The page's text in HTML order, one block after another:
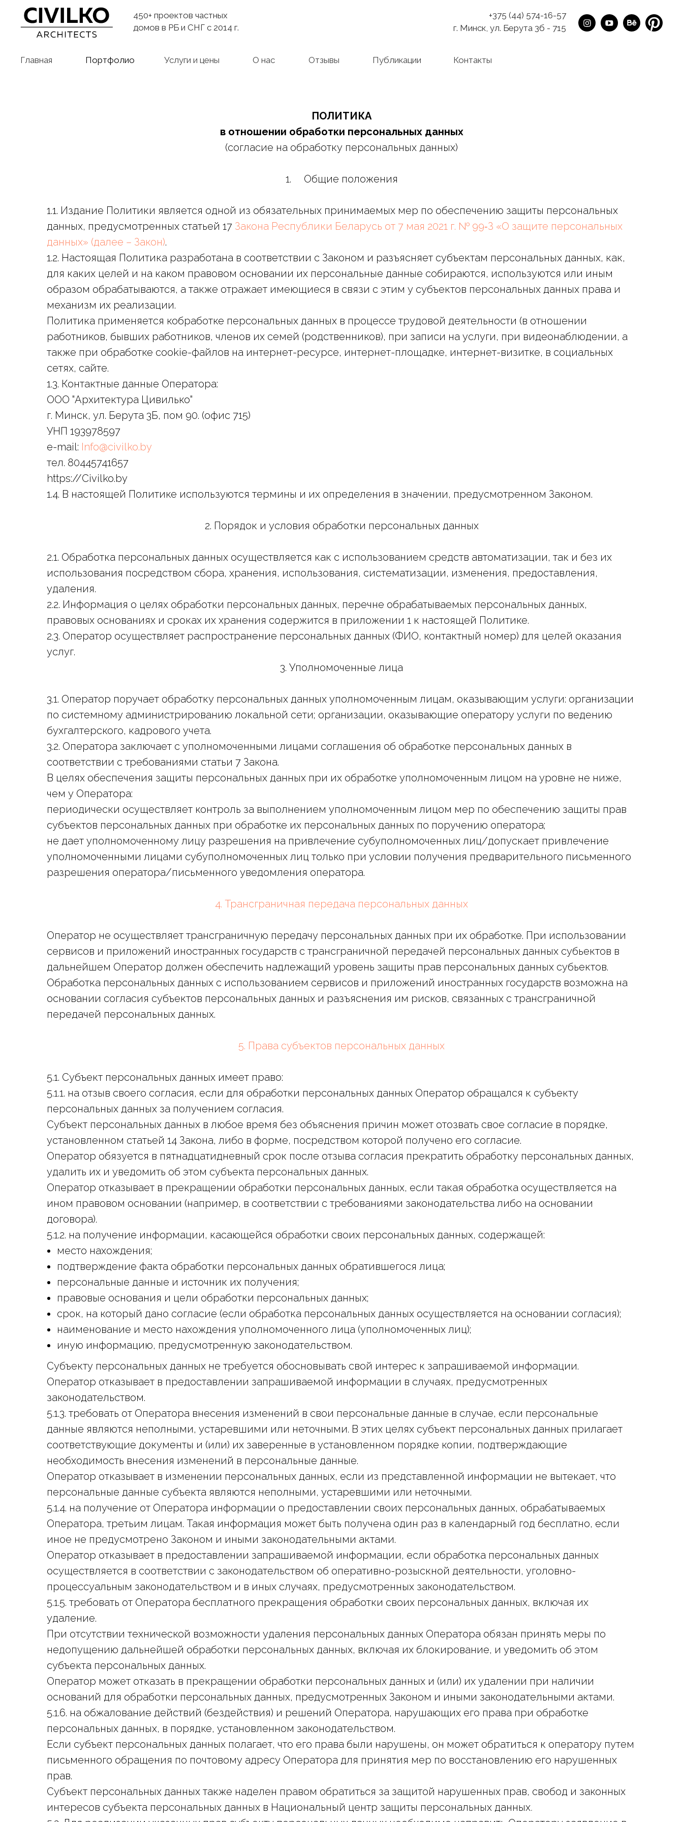
450+ проектов частных
домов в РБ и СНГ с 2014 г.
+375 (44) 574-16-57
г. Минск, ул. Берута 3б - 715
Главная Портфолио Услуги и цены О нас Отзывы Публикации Контакты
ПОЛИТИКА
в отношении обработки персональных данных
(согласие на обработку персональных данных)
1. Общие положения
1.1. Издание Политики является одной из обязательных принимаемых мер по обеспечению защиты персональных
данных, предусмотренных статьей 17 Закона Республики Беларусь от 7 мая 2021 г. № 99‑З «О защите персональных
данных» (далее – Закон).
1.2. Настоящая Политика разработана в соответствии с Законом и разъясняет субъектам персональных данных, как,
для каких целей и на каком правовом основании их персональные данные собираются, используются или иным
образом обрабатываются, а также отражает имеющиеся в связи с этим у субъектов персональных данных права и
механизм их реализации.
Политика применяется кобработке персональных данных в процессе трудовой деятельности (в отношении
работников, бывших работников, членов их семей (родственников), при записи на услуги, при видеонаблюдении, а
также при обработке cookie-файлов на интернет-ресурсе, интернет-площадке, интернет-визитке, в социальных
сетях, сайте.
1.3. Контактные данные Оператора:
ООО "Архитектура Цивилько"
г. Минск, ул. Берута 3Б, пом 90. (офис 715)
УНП 193978597
e-mail: Info@civilko.by
тел. 80445741657
https://Civilko.by
1.4. В настоящей Политике используются термины и их определения в значении, предусмотренном Законом.
2. Порядок и условия обработки персональных данных
2.1. Обработка персональных данных осуществляется как с использованием средств автоматизации, так и без их
использования посредством сбора, хранения, использования, систематизации, изменения, предоставления,
удаления.
2.2. Информация о целях обработки персональных данных, перечне обрабатываемых персональных данных,
правовых основаниях и сроках их хранения содержится в приложении 1 к настоящей Политике.
2.3. Оператор осуществляет распространение персональных данных (ФИО, контактный номер) для целей оказания
услуг.
3. Уполномоченные лица
3.1. Оператор поручает обработку персональных данных уполномоченным лицам, оказывающим услуги: организации
по системному администрированию локальной сети; организации, оказывающие оператору услуги по ведению
бухгалтерского, кадрового учета.
3.2. Оператора заключает с уполномоченными лицами соглашения об обработке персональных данных в
соответствии с требованиями статьи 7 Закона.
В целях обеспечения защиты персональных данных при их обработке уполномоченным лицом на уровне не ниже,
чем у Оператора:
периодически осуществляет контроль за выполнением уполномоченным лицом мер по обеспечению защиты прав
субъектов персональных данных при обработке их персональных данных по поручению оператора;
не дает уполномоченному лицу разрешения на привлечение субуполномоченных лиц/допускает привлечение
уполномоченными лицами субуполномоченных лиц только при условии получения предварительного письменного
разрешения оператора/письменного уведомления оператора.
4. Трансграничная передача персональных данных
Оператор не осуществляет трансграничную передачу персональных данных при их обработке. При использовании
сервисов и приложений иностранных государств с трансграничной передачей персональных данных субьектов в
дальнейшем Оператор должен обеспечить надлежащий уровень защиты прав персональных данных субьектов.
Обработка персональных данных с использованием сервисов и приложений иностранных государств возможна на
основании согласия субъектов персональных данных и разъяснения им рисков, связанных с трансграничной
передачей персональных данных.
5. Права субъектов персональных данных
5.1. Субъект персональных данных имеет право:
5.1.1. на отзыв своего согласия, если для обработки персональных данных Оператор обращался к субъекту
персональных данных за получением согласия.
Субъект персональных данных в любое время без объяснения причин может отозвать свое согласие в порядке,
установленном статьей 14 Закона, либо в форме, посредством которой получено его согласие.
Оператор обязуется в пятнадцатидневный срок после отзыва согласия прекратить обработку персональных данных,
удалить их и уведомить об этом субъекта персональных данных.
Оператор отказывает в прекращении обработки персональных данных, если такая обработка осуществляется на
ином правовом основании (например, в соответствии с требованиями законодательства либо на основании
договора).
5.1.2. на получение информации, касающейся обработки своих персональных данных, содержащей:
место нахождения;
подтверждение факта обработки персональных данных обратившегося лица;
персональные данные и источник их получения;
правовые основания и цели обработки персональных данных;
срок, на который дано согласие (если обработка персональных данных осуществляется на основании согласия);
наименование и место нахождения уполномоченного лица (уполномоченных лиц);
иную информацию, предусмотренную законодательством.
Субъекту персональных данных не требуется обосновывать свой интерес к запрашиваемой информации.
Оператор отказывает в предоставлении запрашиваемой информации в случаях, предусмотренных
законодательством.
5.1.3. требовать от Оператора внесения изменений в свои персональные данные в случае, если персональные
данные являются неполными, устаревшими или неточными. В этих целях субъект персональных данных прилагает
соответствующие документы и (или) их заверенные в установленном порядке копии, подтверждающие
необходимость внесения изменений в персональные данные.
Оператор отказывает в изменении персональных данных, если из представленной информации не вытекает, что
персональные данные субъекта являются неполными, устаревшими или неточными.
5.1.4. на получение от Оператора информации о предоставлении своих персональных данных, обрабатываемых
Оператора, третьим лицам. Такая информация может быть получена один раз в календарный год бесплатно, если
иное не предусмотрено Законом и иными законодательными актами.
Оператор отказывает в предоставлении запрашиваемой информации, если обработка персональных данных
осуществляется в соответствии с законодательством об оперативно-розыскной деятельности, уголовно-
процессуальным законодательством и в иных случаях, предусмотренных законодательством.
5.1.5. требовать от Оператора бесплатного прекращения обработки своих персональных данных, включая их
удаление.
При отсутствии технической возможности удаления персональных данных Оператора обязан принять меры по
недопущению дальнейшей обработки персональных данных, включая их блокирование, и уведомить об этом
субъекта персональных данных.
Оператор может отказать в прекращении обработки персональных данных и (или) их удалении при наличии
оснований для обработки персональных данных, предусмотренных Законом и иными законодательными актами.
5.1.6. на обжалование действий (бездействия) и решений Оператора, нарушающих его права при обработке
персональных данных, в порядке, установленном законодательством.
Если субъект персональных данных полагает, что его права были нарушены, он может обратиться к оператору путем
письменного обращения по почтовому адресу Оператора для принятия мер по восстановлению его нарушенных
прав.
Субъект персональных данных также наделен правом обратиться за защитой нарушенных прав, свобод и законных
интересов субъекта персональных данных в Национальный центр защиты персональных данных.